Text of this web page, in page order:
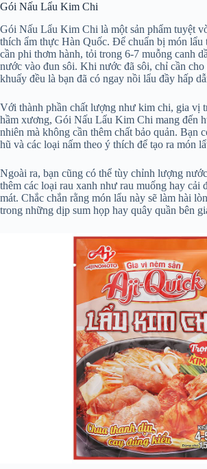
Gói Nấu Lẩu Kim Chi
Gói Nấu Lẩu Kim Chi là một sản phẩm tuyệt
thích ẩm thực Hàn Quốc. Để chuẩn bị món lẩu
cần phi thơm hành, tỏi trong 6-7 muỗng canh
nước vào đun sôi. Khi nước đã sôi, chỉ cần
khuấy đều là bạn đã có ngay nồi lẩu đầy hấp
Với thành phần chất lượng như kim chi, gia vị
hầm xương, Gói Nấu Lẩu Kim Chi mang đến
nhiên mà không cần thêm chất bảo quản. Bạn
hũ và các loại nấm theo ý thích để tạo ra món
Ngoài ra, bạn cũng có thể tùy chỉnh lượng
thêm các loại rau xanh như rau muống hay cải
mát. Chắc chắn rằng món lẩu này sẽ làm hài
trong những dịp sum họp hay quây quần bên